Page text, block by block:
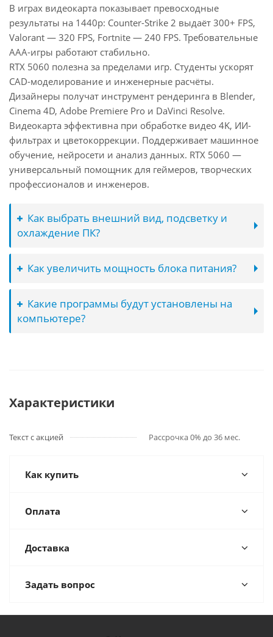
В играх видеокарта показывает превосходные
результаты на 1440p: Counter-Strike 2 выдаёт 300+ FPS,
Valorant — 320 FPS, Fortnite — 240 FPS. Требовательные
AAA-игры работают стабильно.
RTX 5060 полезна за пределами игр. Студенты ускорят
CAD-моделирование и инженерные расчёты.
Дизайнеры получат инструмент рендеринга в Blender,
Cinema 4D, Adobe Premiere Pro и DaVinci Resolve.
Видеокарта эффективна при обработке видео 4K, ИИ-
фильтрах и цветокоррекции. Поддерживает машинное
обучение, нейросети и анализ данных. RTX 5060 —
универсальный помощник для геймеров, творческих
профессионалов и инженеров.
Как выбрать внешний вид, подсветку и
охлаждение ПК?
Как увеличить мощность блока питания?
Какие программы будут установлены на
компьютере?
Характеристики
Текст с акцией Рассрочка 0% до 36 мес.
Как купить
Оплата
Доставка
Задать вопрос